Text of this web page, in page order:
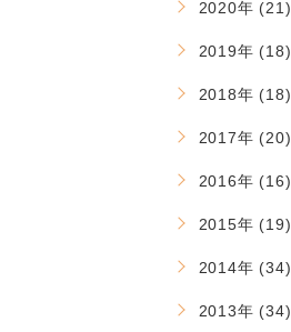
2020年 (21)
2019年 (18)
2018年 (18)
2017年 (20)
2016年 (16)
2015年 (19)
2014年 (34)
2013年 (34)